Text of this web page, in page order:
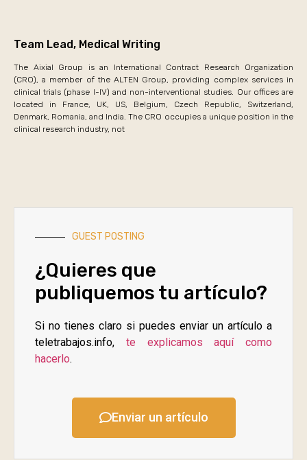
Team Lead, Medical Writing
The Aixial Group is an International Contract Research Organization
(CRO), a member of the ALTEN Group, providing complex services in
clinical trials (phase I-IV) and non-interventional studies. Our offices are
located in France, UK, US, Belgium, Czech Republic, Switzerland,
Denmark, Romania, and India. The CRO occupies a unique position in the
clinical research industry, not
GUEST POSTING
¿Quieres que
publiquemos tu artículo?
Si no tienes claro si puedes enviar un artículo a
teletrabajos.info, te explicamos aquí como
hacerlo.
Enviar un artículo